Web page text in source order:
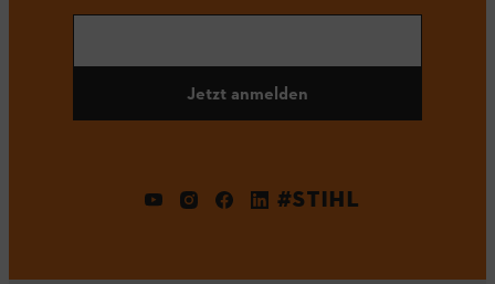
Jetzt anmelden
#STIHL